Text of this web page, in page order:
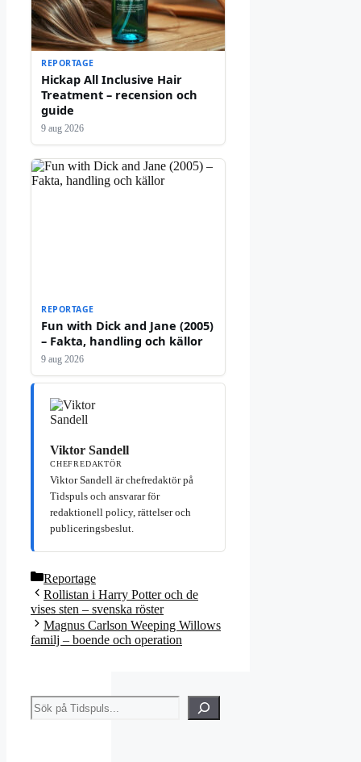
REPORTAGE
Hickap All Inclusive Hair
Treatment – recension och
guide
9 aug 2026
REPORTAGE
Fun with Dick and Jane (2005)
– Fakta, handling och källor
9 aug 2026
Viktor Sandell
CHEFREDAKTÖR
Viktor Sandell är chefredaktör på
Tidspuls och ansvarar för
redaktionell policy, rättelser och
publiceringsbeslut.
Kategorier
Reportage
Rollistan i Harry Potter och de
vises sten – svenska röster
Magnus Carlson Weeping Willows
familj – boende och operation
Sök